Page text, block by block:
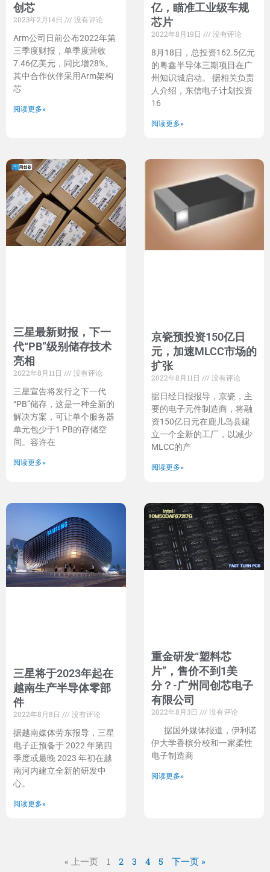
创芯
2023年2月14日
没有评论
Arm公司日前公布2022年第
三季度财报，单季度营收
7.46亿美元，同比增28%。
其中合作伙伴采用Arm架构
芯
阅读更多»
亿，瞄准工业级车规
芯片
2022年8月19日
没有评论
8月18日，总投资162.5亿元
的粤鑫半导体三期项目在广
州知识城启动。 据相关负责
人介绍，东信电子计划投资
16
阅读更多»
三星最新财报，下一
代“PB”级别储存技术
亮相
2022年8月11日
没有评论
三星宣告将发行之下一代
“PB”储存，这是一种全新的
解决方案，可让单个服务器
单元包少于1 PB的存储空
间。容许在
阅读更多»
京瓷预投资150亿日
元，加速MLCC市场的
扩张
2022年8月11日
没有评论
据日经日报报导，京瓷，主
要的电子元件制造商，将融
资150亿日元在鹿儿岛县建
立一个全新的工厂，以减少
MLCC的产
阅读更多»
三星将于2023年起在
越南生产半导体零部
件
2022年8月8日
没有评论
据越南媒体劳东报导，三星
电子正预备于 2022 年第四
季度或最晚 2023 年初在越
南河内建立全新的研发中
心。
阅读更多»
重金研发“塑料芯
片”，售价不到1美
分？-广州同创芯电子
有限公司
2022年8月3日
没有评论
据国外媒体报道，伊利诺
伊大学香槟分校和一家柔性
电子制造商
阅读更多»
« 上一页 1 2 3 4 5 下一页 »